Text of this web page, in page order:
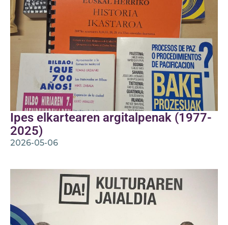
Ipes elkartearen argitalpenak (1977-
2025)
2026-05-06